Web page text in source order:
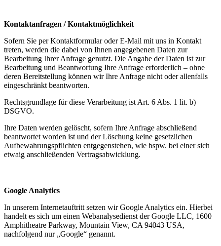
Kontaktanfragen / Kontaktmöglichkeit
Sofern Sie per Kontaktformular oder E-Mail mit uns in Kontakt
treten, werden die dabei von Ihnen angegebenen Daten zur
Bearbeitung Ihrer Anfrage genutzt. Die Angabe der Daten ist zur
Bearbeitung und Beantwortung Ihre Anfrage erforderlich – ohne
deren Bereitstellung können wir Ihre Anfrage nicht oder allenfalls
eingeschränkt beantworten.
Rechtsgrundlage für diese Verarbeitung ist Art. 6 Abs. 1 lit. b)
DSGVO.
Ihre Daten werden gelöscht, sofern Ihre Anfrage abschließend
beantwortet worden ist und der Löschung keine gesetzlichen
Aufbewahrungspflichten entgegenstehen, wie bspw. bei einer sich
etwaig anschließenden Vertragsabwicklung.
Google Analytics
In unserem Internetauftritt setzen wir Google Analytics ein. Hierbei
handelt es sich um einen Webanalysedienst der Google LLC, 1600
Amphitheatre Parkway, Mountain View, CA 94043 USA,
nachfolgend nur „Google“ genannt.